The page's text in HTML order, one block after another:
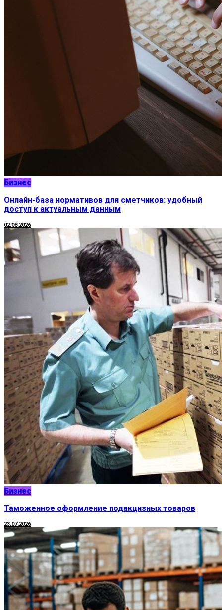
Бизнес
Онлайн-база нормативов для сметчиков: удобный
доступ к актуальным данным
02.08.2026
Бизнес
Таможенное оформление подакцизных товаров
23.07.2026